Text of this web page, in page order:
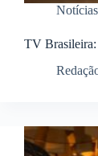
Notícias
TV Brasileira: